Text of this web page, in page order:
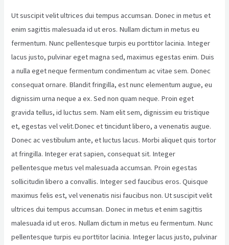
Ut suscipit velit ultrices dui tempus accumsan. Donec in metus et
enim sagittis malesuada id ut eros. Nullam dictum in metus eu
fermentum. Nunc pellentesque turpis eu porttitor lacinia. Integer
lacus justo, pulvinar eget magna sed, maximus egestas enim. Duis
a nulla eget neque fermentum condimentum ac vitae sem. Donec
consequat ornare. Blandit fringilla, est nunc elementum augue, eu
dignissim urna neque a ex. Sed non quam neque. Proin eget
gravida tellus, id luctus sem. Nam elit sem, dignissim eu tristique
et, egestas vel velit.Donec et tincidunt libero, a venenatis augue.
Donec ac vestibulum ante, et luctus lacus. Morbi aliquet quis tortor
at fringilla. Integer erat sapien, consequat sit. Integer
pellentesque metus vel malesuada accumsan. Proin egestas
sollicitudin libero a convallis. Integer sed faucibus eros. Quisque
maximus felis est, vel venenatis nisi faucibus non. Ut suscipit velit
ultrices dui tempus accumsan. Donec in metus et enim sagittis
malesuada id ut eros. Nullam dictum in metus eu fermentum. Nunc
pellentesque turpis eu porttitor lacinia. Integer lacus justo, pulvinar